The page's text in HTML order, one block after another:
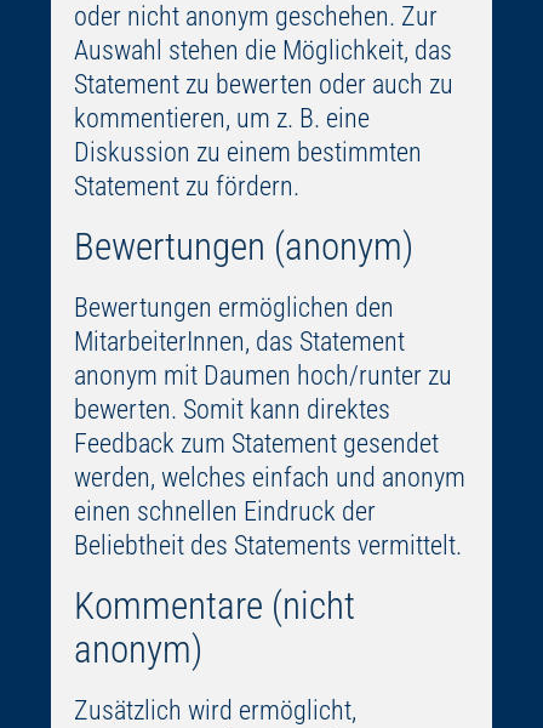
oder nicht anonym geschehen. Zur
Auswahl stehen die Möglichkeit, das
Statement zu bewerten oder auch zu
kommentieren, um z. B. eine
Diskussion zu einem bestimmten
Statement zu fördern.
Bewertungen (anonym)
Bewertungen ermöglichen den
MitarbeiterInnen, das Statement
anonym mit Daumen hoch/runter zu
bewerten. Somit kann direktes
Feedback zum Statement gesendet
werden, welches einfach und anonym
einen schnellen Eindruck der
Beliebtheit des Statements vermittelt.
Kommentare (nicht
anonym)
Zusätzlich wird ermöglicht,